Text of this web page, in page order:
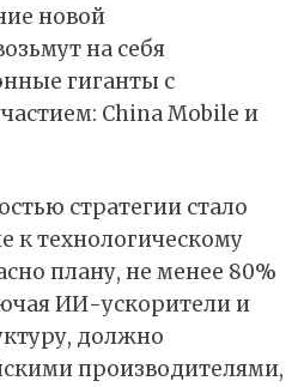
новой
на себя
гиганты с
China Mobile и
стратегии стало
к технологическому
плану, не менее 80%
ИИ-ускорители и
должно
производителями,